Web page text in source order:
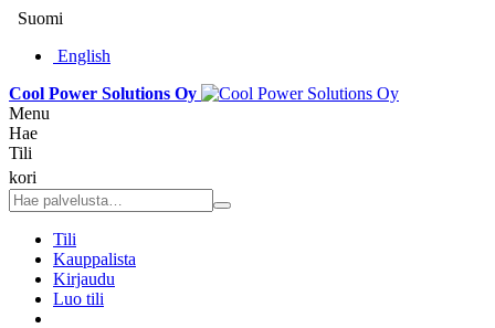
Suomi
English
Cool Power Solutions Oy
Menu
Hae
Tili
kori
Tili
Kauppalista
Kirjaudu
Luo tili